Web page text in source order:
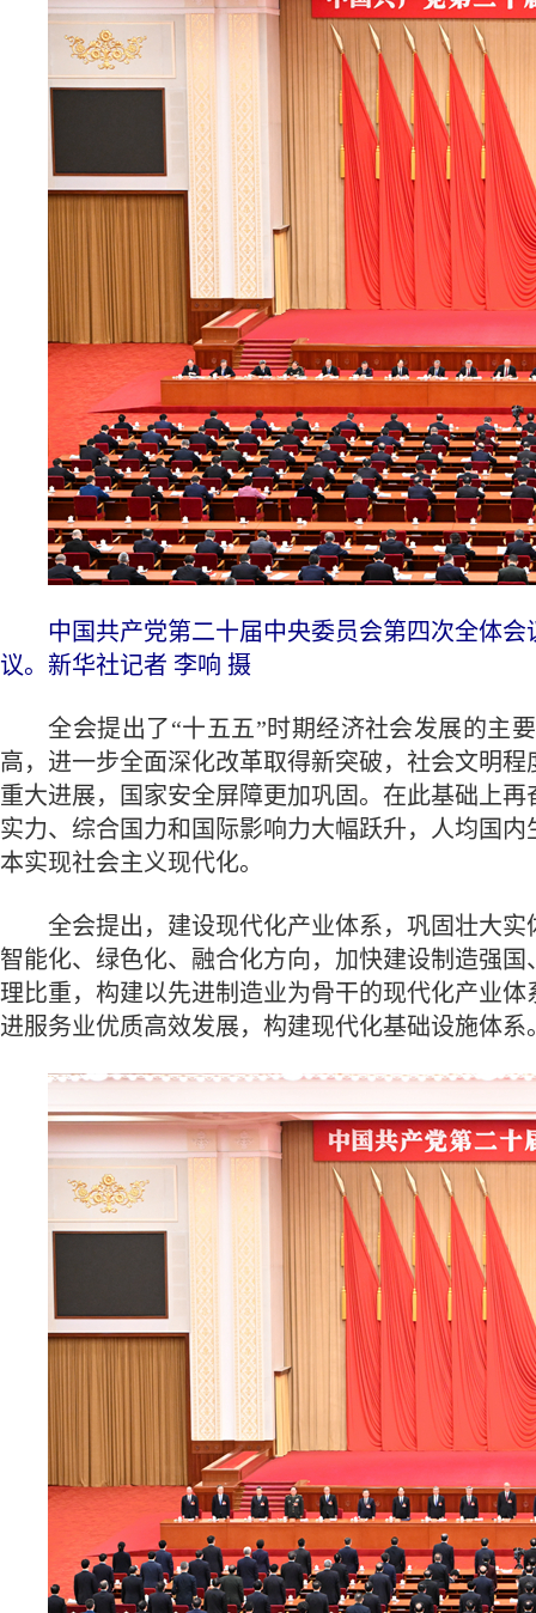
中国共产党第二十届中央委员会第四次全体会
议。新华社记者 李响 摄
全会提出了“十五五”时期经济社会发展的主要
高，进一步全面深化改革取得新突破，社会文明
重大进展，国家安全屏障更加巩固。在此基础上
实力、综合国力和国际影响力大幅跃升，人均国
本实现社会主义现代化。
全会提出，建设现代化产业体系，巩固壮大实
智能化、绿色化、融合化方向，加快建设制造强
理比重，构建以先进制造业为骨干的现代化产业
进服务业优质高效发展，构建现代化基础设施体系